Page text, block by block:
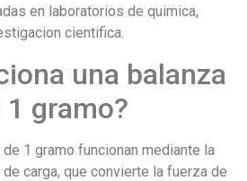
en laboratorios de quimica,
cientifica.
una balanza
gramo?
1 gramo funcionan mediante la
carga, que convierte la fuerza de